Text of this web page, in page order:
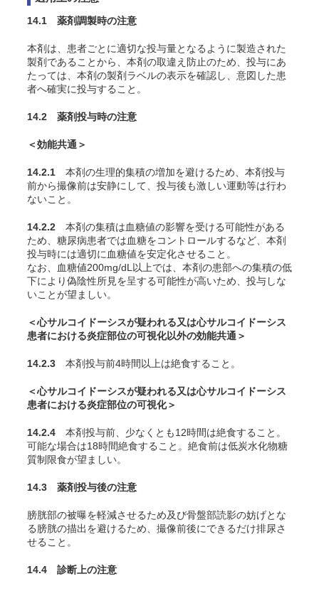
14.1 薬剤調製時の注意
本剤は、患者ごとに適切な投与量となるように製造された
製剤であることから、本剤の取違え防止のため、投与にあ
たっては、本剤の製剤ラベルの表示を確認し、意図した患
者へ確実に投与すること。
14.2 薬剤投与時の注意
＜効能共通＞
14.2.1 本剤の生理的集積の増加を避けるため、本剤投与
前から撮像前は安静にして、投与後も激しい運動等は行わ
ないこと。
14.2.2 本剤の集積は血糖値の影響を受ける可能性がある
ため、糖尿病患者では血糖をコントロールするなど、本剤
投与時には適切に血糖値を安定化させること。
なお、血糖値200mg/dL以上では、本剤の患部への集積の低
下により偽陰性所見を呈する可能性が高いため、投与しな
いことが望ましい。
＜心サルコイドーシスが疑われる又は心サルコイドーシス
患者における炎症部位の可視化以外の効能共通＞
14.2.3 本剤投与前4時間以上は絶食すること。
＜心サルコイドーシスが疑われる又は心サルコイドーシス
患者における炎症部位の可視化＞
14.2.4 本剤投与前、少なくとも12時間は絶食すること。
可能な場合は18時間絶食すること。絶食前は低炭水化物糖
質制限食が望ましい。
14.3 薬剤投与後の注意
膀胱部の被曝を軽減させるため及び骨盤部読影の妨げとな
る膀胱の描出を避けるため、撮像前後にできるだけ排尿さ
せること。
14.4 診断上の注意